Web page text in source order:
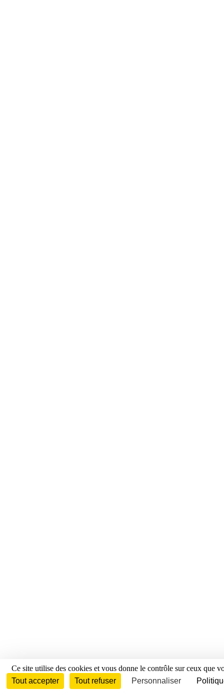
Ce site utilise des cookies et vous donne le contrôle sur ceux que
Tout accepter
Tout refuser Personnaliser